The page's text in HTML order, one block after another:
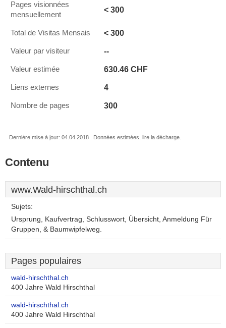
Pages visionnées
mensuellement
< 300
Total de Visitas Mensais < 300
Valeur par visiteur --
Valeur estimée 630.46 CHF
Liens externes 4
Nombre de pages 300
Dernière mise à jour: 04.04.2018 . Données estimées, lire la décharge.
Contenu
www.Wald-hirschthal.ch
Sujets:
Ursprung, Kaufvertrag, Schlusswort, Übersicht, Anmeldung Für
Gruppen, & Baumwipfelweg.
Pages populaires
wald-hirschthal.ch
400 Jahre Wald Hirschthal
wald-hirschthal.ch
400 Jahre Wald Hirschthal